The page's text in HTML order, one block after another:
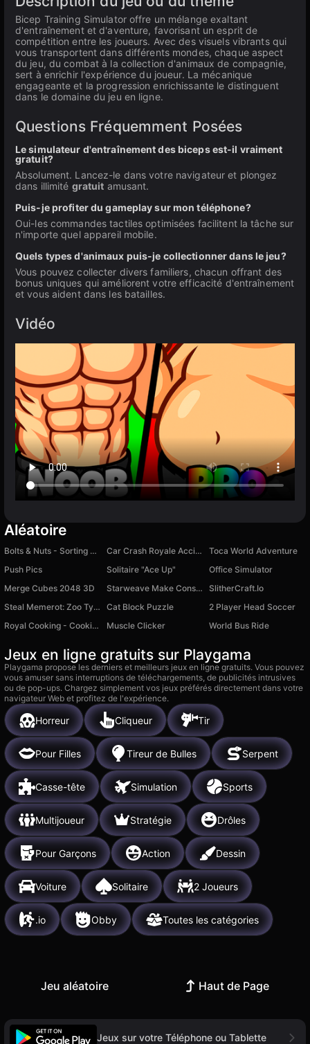
Bicep Training Simulator offre un mélange exaltant
d'entraînement et d'aventure, favorisant un esprit de
compétition entre les joueurs. Avec des visuels vibrants qui
vous transportent dans différents mondes, chaque aspect
du jeu, du combat à la collection d'animaux de compagnie,
sert à enrichir l'expérience du joueur. La mécanique
engageante et la progression enrichissante le distinguent
dans le domaine du jeu en ligne.
Questions Fréquemment Posées
Le simulateur d'entraînement des biceps est-il vraiment
gratuit?
Absolument. Lancez-le dans votre navigateur et plongez
dans illimité gratuit amusant.
Puis-je profiter du gameplay sur mon téléphone?
Oui-les commandes tactiles optimisées facilitent la tâche sur
n'importe quel appareil mobile.
Quels types d'animaux puis-je collectionner dans le jeu?
Vous pouvez collecter divers familiers, chacun offrant des
bonus uniques qui améliorent votre efficacité d'entraînement
et vous aident dans les batailles.
Vidéo
Aléatoire
Bolts & Nuts - Sorting Master! Car Crash Royale Accident
Toca World Adventure
Push Pics
Solitaire "Ace Up"
Office Simulator
Merge Сubes 2048 3D
Starweave Make Constellations
SlitherCraft.Io
Steal Memerot: Zoo Tycoon
Cat Block Puzzle
2 Player Head Soccer
Royal Cooking - Cooking Game
Muscle Clicker World Bus Ride
Jeux en ligne gratuits sur Playgama
Playgama propose les derniers et meilleurs jeux en ligne gratuits. Vous pouvez
vous amuser sans interruptions de téléchargements, de publicités intrusives
ou de pop-ups. Chargez simplement vos jeux préférés directement dans votre
navigateur Web et profitez de l'expérience.
Horreur Cliqueur Tir
Pour Filles Tireur de Bulles Serpent
Casse-tête Simulation Sports
Multijoueur Stratégie Drôles
Pour Garçons Action Dessin
Voiture Solitaire 2 Joueurs
.io Obby Toutes les catégories
Jeu aléatoire Haut de Page
Jeux sur votre Téléphone ou Tablette